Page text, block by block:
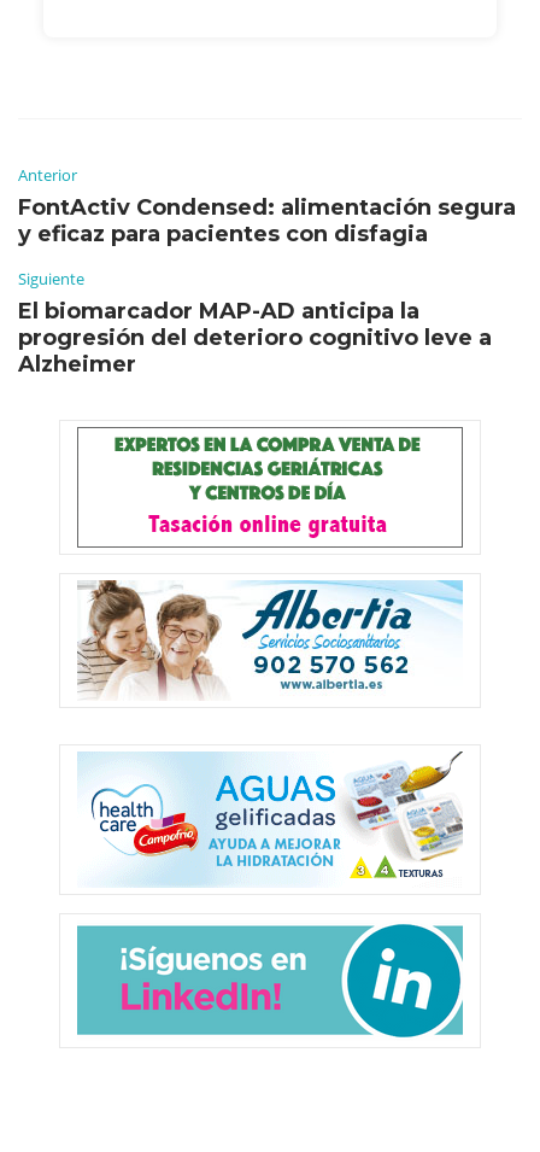
Anterior
FontActiv Condensed: alimentación segura
y eficaz para pacientes con disfagia
Siguiente
El biomarcador MAP-AD anticipa la
progresión del deterioro cognitivo leve a
Alzheimer